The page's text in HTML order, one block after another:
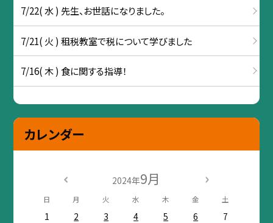
7/22( 水 ) 先生、お世話になりました。
7/21( 火 ) 租税教室で税について学びました
7/16( 木 ) 食に関する指導！
カレンダー
2024年9月
日 月 火 水 木 金 土
1 2 3 4 5 6
7